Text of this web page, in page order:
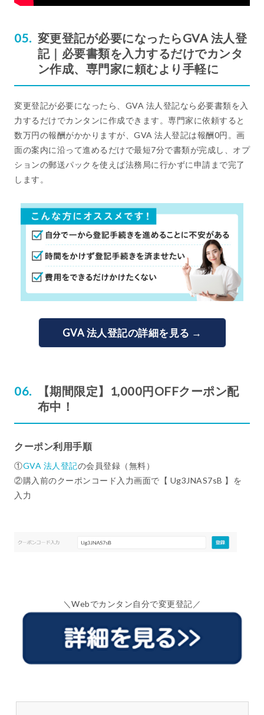
変更登記が必要になったらGVA 法人登
記｜必要書類を入力するだけでカンタ
ン作成、専門家に頼むより手軽に
変更登記が必要になったら、GVA 法人登記なら必要書類を入
力するだけでカンタンに作成できます。専門家に依頼すると
数万円の報酬がかかりますが、GVA 法人登記は報酬0円。画
面の案内に沿って進めるだけで最短7分で書類が完成し、オプ
ションの郵送パックを使えば法務局に行かずに申請まで完了
します。
GVA 法人登記の詳細を見る →
【期間限定】1,000円OFFクーポン配
布中！
クーポン利用手順
①GVA 法人登記の会員登録（無料）
②購入前のクーポンコード入力画面で【 Ug3JNAS7sB 】を
入力
＼Webでカンタン自分で変更登記／